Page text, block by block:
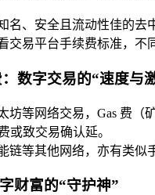
名、安全且流动性佳的去
交易平台手续费标准，不
：数字交易的“速度与
坊等网络交易，Gas 费（
或致交易确认延。
链等其他网络，亦有类似
财富的“守护神”